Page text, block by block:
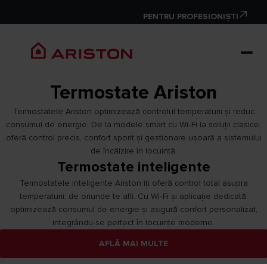
PENTRU PROFESIONIȘTI
Termostate Ariston
Termostatele Ariston optimizează controlul temperaturii și reduc
consumul de energie. De la modele smart cu Wi‑Fi la soluții clasice,
oferă control precis, confort sporit și gestionare ușoară a sistemului
de încălzire în locuință.
Termostate inteligente
Termostatele inteligente Ariston îți oferă control total asupra
temperaturii, de oriunde te afli. Cu Wi‑Fi și aplicație dedicată,
optimizează consumul de energie și asigură confort personalizat,
integrându-se perfect în locuințe moderne.
AFLĂ MAI MULTE